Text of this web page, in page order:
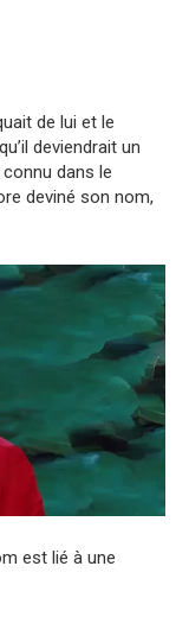
de lui et le
deviendrait un
connu dans le
deviné son nom,
est lié à une